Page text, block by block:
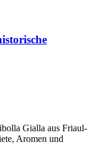
Gialla aus Friaul-
Aromen und